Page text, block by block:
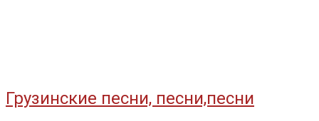
Грузинские песни, песни,песни